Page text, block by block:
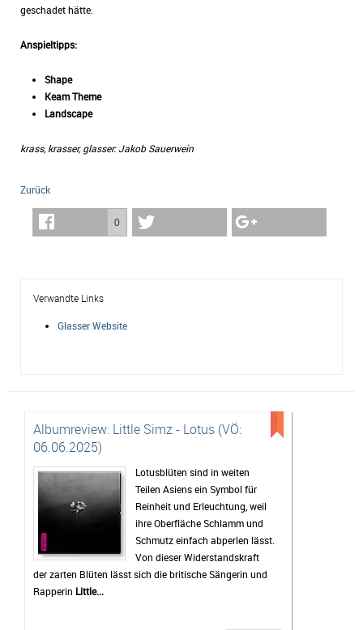
geschadet hätte.
Anspieltipps:
Shape
Keam Theme
Landscape
krass, krasser, glasser: Jakob Sauerwein
Zurück
0
Verwandte Links
Glasser Website
Albumreview: Little Simz - Lotus (VÖ:
06.06.2025)
Lotusblüten sind in weiten
Teilen Asiens ein Symbol für
Reinheit und Erleuchtung, weil
ihre Oberfläche Schlamm und
Schmutz einfach abperlen lässt.
Von dieser Widerstandskraft
der zarten Blüten lässt sich die britische Sängerin und
Rapperin Little...